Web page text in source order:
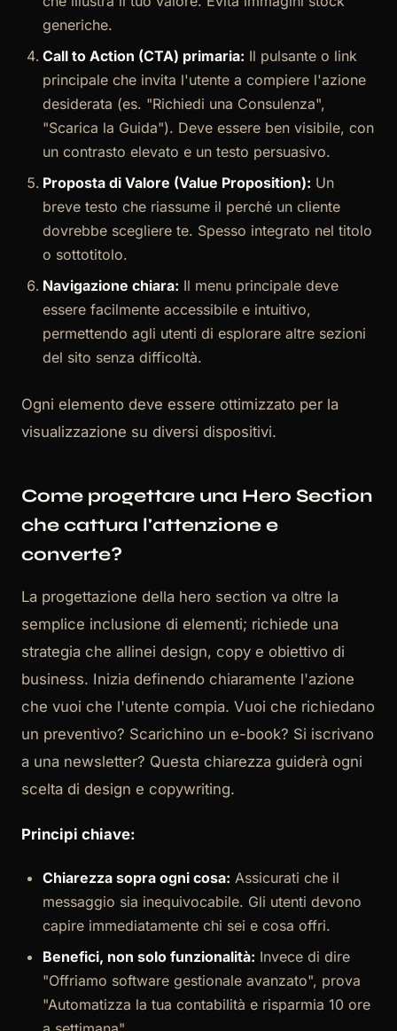
generiche.
Call to Action (CTA) primaria: Il pulsante o link
principale che invita l'utente a compiere l'azione
desiderata (es. "Richiedi una Consulenza",
"Scarica la Guida"). Deve essere ben visibile, con
un contrasto elevato e un testo persuasivo.
Proposta di Valore (Value Proposition): Un
breve testo che riassume il perché un cliente
dovrebbe scegliere te. Spesso integrato nel titolo
o sottotitolo.
Navigazione chiara: Il menu principale deve
essere facilmente accessibile e intuitivo,
permettendo agli utenti di esplorare altre sezioni
del sito senza difficoltà.
Ogni elemento deve essere ottimizzato per la
visualizzazione su diversi dispositivi.
Come progettare una Hero Section
che cattura l'attenzione e
converte?
La progettazione della hero section va oltre la
semplice inclusione di elementi; richiede una
strategia che allinei design, copy e obiettivo di
business. Inizia definendo chiaramente l'azione
che vuoi che l'utente compia. Vuoi che richiedano
un preventivo? Scarichino un e-book? Si iscrivano
a una newsletter? Questa chiarezza guiderà ogni
scelta di design e copywriting.
Principi chiave:
Chiarezza sopra ogni cosa: Assicurati che il
messaggio sia inequivocabile. Gli utenti devono
capire immediatamente chi sei e cosa offri.
Benefici, non solo funzionalità: Invece di dire
"Offriamo software gestionale avanzato", prova
"Automatizza la tua contabilità e risparmia 10 ore